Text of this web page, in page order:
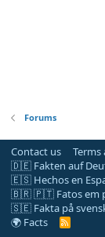
Forums
Contact us Terms
🇩🇪 Fakten auf
🇪🇸 Hechos en
🇧🇷 🇵🇹 Fatos em
🇸🇪 Fakta på
🌍 Facts
R